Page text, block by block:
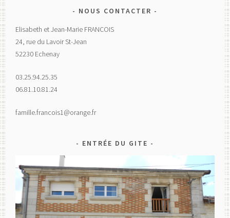
NOUS CONTACTER
Elisabeth et Jean-Marie FRANCOIS
24, rue du Lavoir St-Jean
52230 Echenay
03.25.94.25.35
06.81.10.81.24
famille.francois1@orange.fr
ENTRÉE DU GITE